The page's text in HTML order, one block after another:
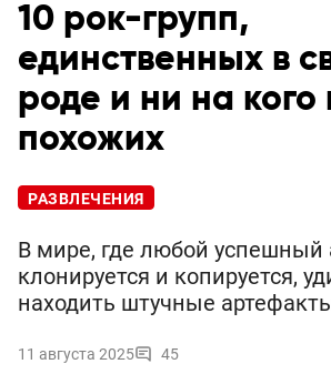
10 рок-групп,
единственных в
роде и ни на кого
похожих
РАЗВЛЕЧЕНИЯ
В мире, где любой успешный
клонируется и копируется,
находить штучные
11 августа 2025 45